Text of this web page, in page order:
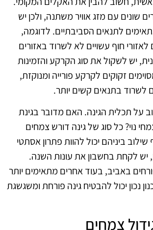
שונים עם מזג אוויר משתנה, ולכן יש
לתנאים הסביבתיים. לדוגמה,
חוף עשויים לא לשרוד באזורים
יש לשקול את סוג הקרקע והזמינות
זקוקים לקרקע פורייה ומנוקזת,
לשרוד בתנאים קשים יותר.
על תכלית הגינה. האם מדובר בגינת
נוי? כל סוג של גינה דורש צמחים
שילוב ביניהם יכול להוות פתרון אסתטי
יש לקחת בחשבון את עונות השנה.
באביב, בעוד אחרים מתאימים יותר
נכון יכול להבטיח גינה פורחת ומשגשגת
צמחים